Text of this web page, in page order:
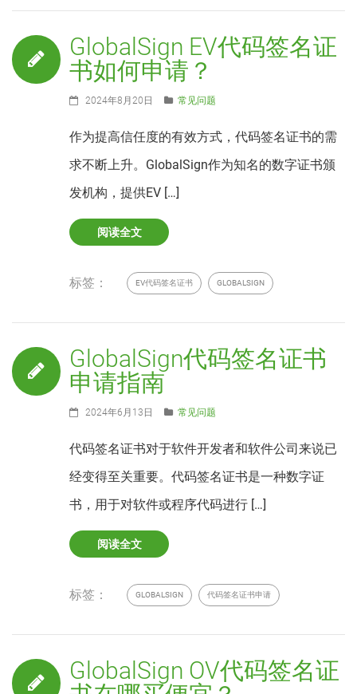
GlobalSign EV代码签名证
书如何申请？
2024年8月20日 常见问题
作为提高信任度的有效方式，代码签名证书的需
求不断上升。GlobalSign作为知名的数字证书颁
发机构，提供EV […]
阅读全文
标签： EV代码签名证书 GLOBALSIGN
GlobalSign代码签名证书
申请指南
2024年6月13日 常见问题
代码签名证书对于软件开发者和软件公司来说已
经变得至关重要。代码签名证书是一种数字证
书，用于对软件或程序代码进行 […]
阅读全文
标签： GLOBALSIGN 代码签名证书申请
GlobalSign OV代码签名证